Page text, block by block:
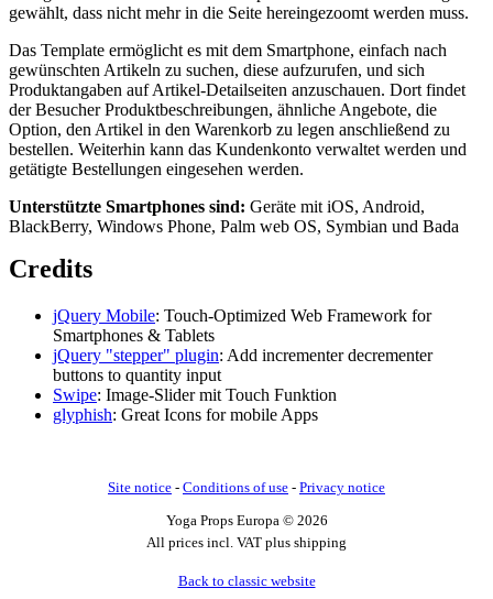
gewählt, dass nicht mehr in die Seite hereingezoomt werden muss.
Das Template ermöglicht es mit dem Smartphone, einfach nach
gewünschten Artikeln zu suchen, diese aufzurufen, und sich
Produktangaben auf Artikel-Detailseiten anzuschauen. Dort findet
der Besucher Produktbeschreibungen, ähnliche Angebote, die
Option, den Artikel in den Warenkorb zu legen anschließend zu
bestellen. Weiterhin kann das Kundenkonto verwaltet werden und
getätigte Bestellungen eingesehen werden.
Unterstützte Smartphones sind: Geräte mit iOS, Android,
BlackBerry, Windows Phone, Palm web OS, Symbian und Bada
Credits
jQuery Mobile: Touch-Optimized Web Framework for
Smartphones & Tablets
jQuery "stepper" plugin: Add incrementer decrementer
buttons to quantity input
Swipe: Image-Slider mit Touch Funktion
glyphish: Great Icons for mobile Apps
Site notice - Conditions of use - Privacy notice
Yoga Props Europa © 2026
All prices incl. VAT plus shipping
Back to classic website